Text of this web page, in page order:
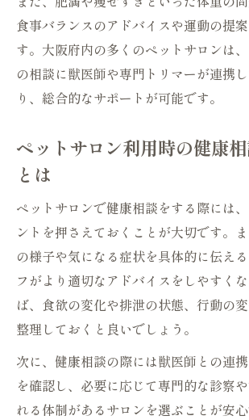
ペットサロンのカウンセリン
用術
ペットサロンで得られる家庭
ドバイス
食事バランスのアドバイスや運動の提
す。大阪府内の多くのペットサロンは
の相談に獣医師や専門トリマーが連携
り、総合的なサポートが可能です。
ペットサロン利用時の健康
とは
ペットサロンで健康相談をする際には
ントを押さえておくことが大切です。
の様子や気になる症状を具体的に伝え
フがより適切なアドバイスをしやすく
ば、食欲の変化や排泄の状態、行動の
整理しておくと良いでしょう。
次に、健康相談の際には獣医師との連
を確認し、必要に応じて専門的な診察
れる体制があるサロンを選ぶことが安